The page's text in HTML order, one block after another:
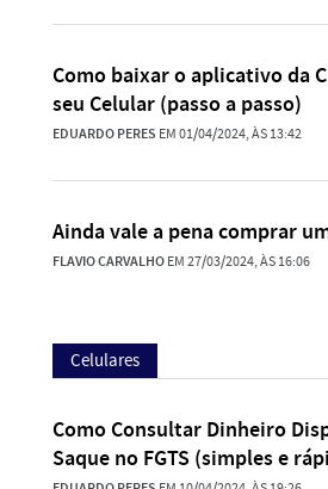
Como baixar o aplicativo da
seu Celular (passo a passo)
EDUARDO PERES EM 01/04/2024, ÀS 13:42
Ainda vale a pena comprar
FLAVIO CARVALHOEM 27/03/2024, ÀS 16:06
Celulares
Como Consultar Dinheiro
Saque no FGTS (simples e